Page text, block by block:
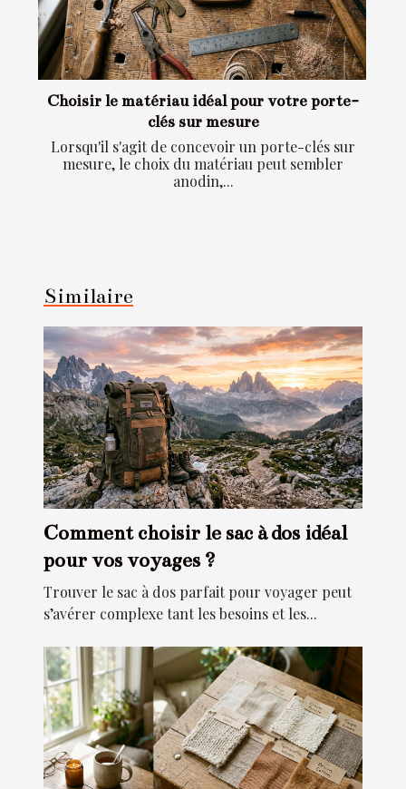
Choisir le matériau idéal pour votre porte-
clés sur mesure
Lorsqu'il s'agit de concevoir un porte-clés sur
mesure, le choix du matériau peut sembler
anodin,...
Similaire
Comment choisir le sac à dos idéal
pour vos voyages ?
Trouver le sac à dos parfait pour voyager peut
s’avérer complexe tant les besoins et les...